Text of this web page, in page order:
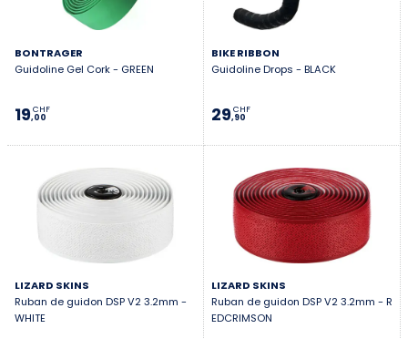
BONTRAGER
Guidoline Gel Cork - GREEN
19,00
CHF
BIKE RIBBON
Guidoline Drops - BLACK
29,90
CHF
LIZARD SKINS
Ruban de guidon DSP V2 3.2mm -
WHITE
LIZARD SKINS
Ruban de guidon DSP V2 3.2mm - R
EDCRIMSON